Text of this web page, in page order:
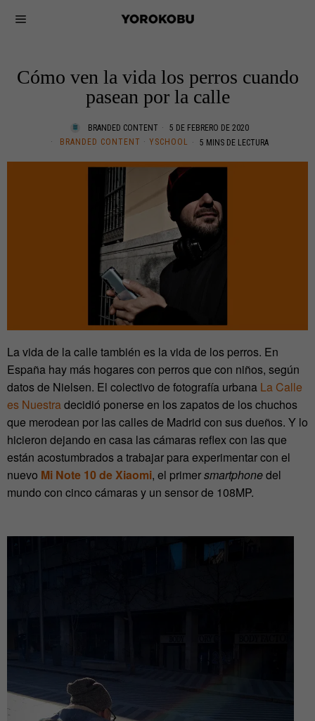
Cómo ven la vida los perros cuando
pasean por la calle
BRANDED CONTENT
5 DE FEBRERO DE 2020
BRANDED CONTENT · YSCHOOL 5 MINS DE LECTURA
La vida de la calle también es la vida de los perros. En
España hay más hogares con perros que con niños, según
datos de Nielsen. El colectivo de fotografía urbana La Calle
es Nuestradecidió ponerse en los zapatos de los chuchos
que merodean por las calles de Madrid con sus dueños. Y lo
hicieron dejando en casa las cámaras reflex con las que
están acostumbrados a trabajar para experimentar con el
nuevo Mi Note 10 de Xiaomi, el primersmartphonedel
mundo con cinco cámaras y un sensor de 108MP.